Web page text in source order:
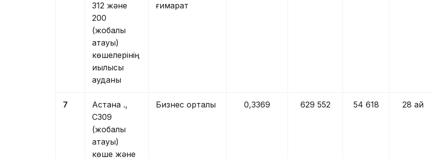
312 және
200
(жобалық
атауы)
көшелерінің
қиылысы
ауданы
ғимарат
7
Астана қ.,
С309
(жобалық
атауы)
көше және
Бизнес орталық 0,3369 629 552 54 618 28 ай